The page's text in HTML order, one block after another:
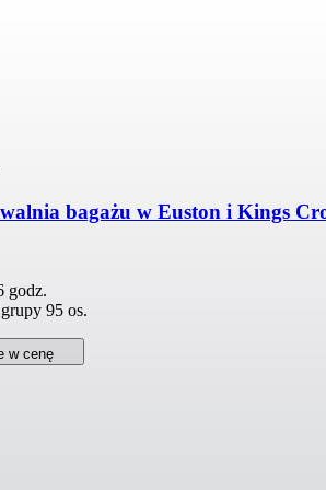
bagażu w Euston i Kings
godz.
95 os.
w cenę